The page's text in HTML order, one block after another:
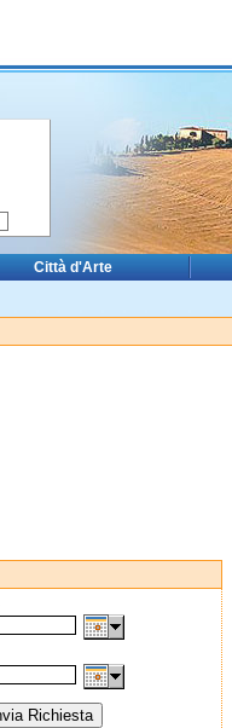
Città d'Arte